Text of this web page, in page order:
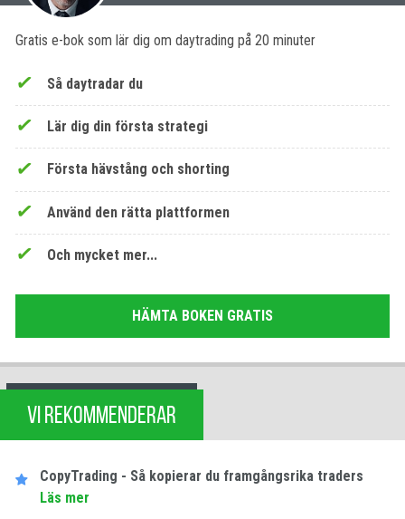
Gratis e-bok som lär dig om daytrading på 20 minuter
Så daytradar du
Lär dig din första strategi
Första hävstång och shorting
Använd den rätta plattformen
Och mycket mer...
HÄMTA BOKEN GRATIS
VI REKOMMENDERAR
CopyTrading - Så kopierar du framgångsrika traders
Läs mer